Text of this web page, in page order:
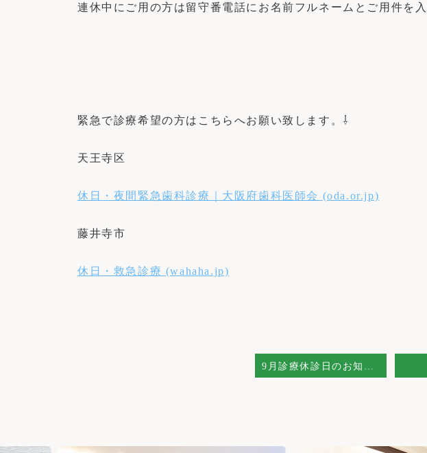
連休中にご用の方は留守番電話にお名前フルネームとご用件を入
緊急で診療希望の方はこちらへお願い致します。⇩
天王寺区
休日・夜間緊急歯科診療｜大阪府歯科医師会 (oda.or.jp)
藤井寺市
休日・救急診療 (wahaha.jp)